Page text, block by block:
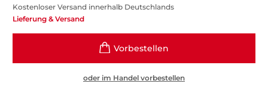
Kostenloser Versand innerhalb Deutschlands
Lieferung & Versand
oder im Handel vorbestellen